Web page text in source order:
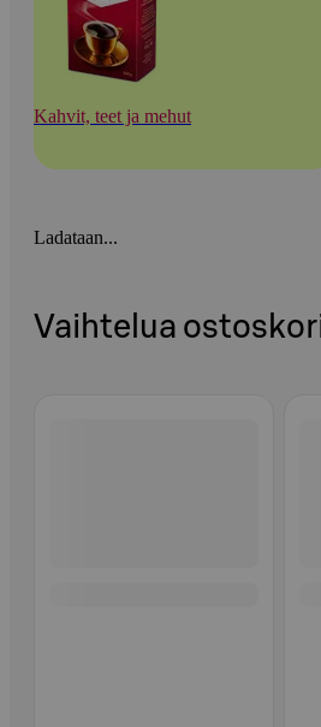
Kahvit, teet ja mehut
Ladataan...
Vaihtelua